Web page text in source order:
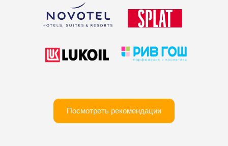
Посмотреть рекомендации